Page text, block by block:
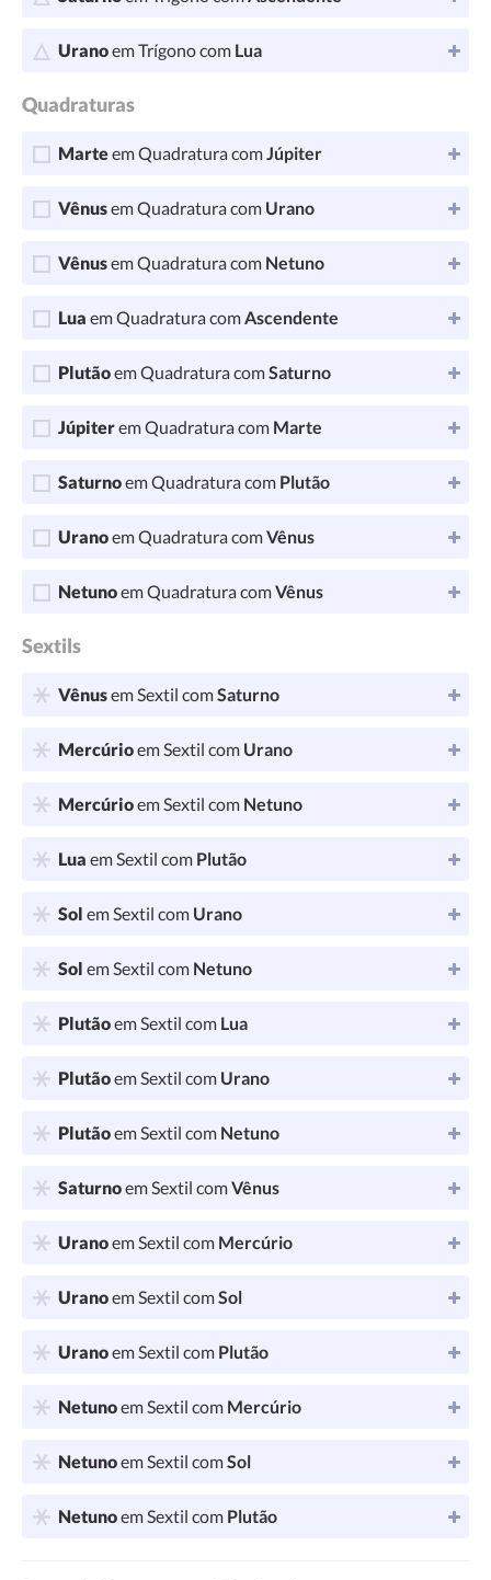
Uranoem Trígono com Lua
Quadraturas
Marteem Quadratura comJúpiter
Vênusem Quadratura com Urano
Vênusem Quadratura com Netuno
Lua em Quadratura comAscendente
Plutãoem Quadratura comSaturno
Júpiterem Quadratura com Marte
Saturnoem Quadratura com Plutão
Uranoem Quadratura comVênus
Netunoem Quadratura comVênus
Sextils
Vênusem Sextil comSaturno
Mercúrioem Sextil com Urano
Mercúrioem Sextil com Netuno
Lua em Sextil com Plutão
Sol em Sextil com Urano
Sol em Sextil com Netuno
Plutãoem Sextil com Lua
Plutãoem Sextil com Urano
Plutãoem Sextil com Netuno
Saturnoem Sextil comVênus
Uranoem Sextil com Mercúrio
Uranoem Sextil comSol
Uranoem Sextil com Plutão
Netunoem Sextil com Mercúrio
Netunoem Sextil comSol
Netunoem Sextil com Plutão